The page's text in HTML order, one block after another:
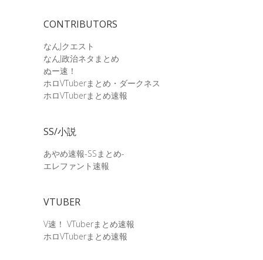
CONTRIBUTORS
なんJクエスト
なんJ政治ネタまとめ
ぬー速！
ホロVTuberまとめ・ダークネス
ホロVTuberまとめ速報
SS/小説
あやめ速報-SSまとめ-
エレファント速報
VTUBER
V速！ VTuberまとめ速報
ホロVTuberまとめ速報